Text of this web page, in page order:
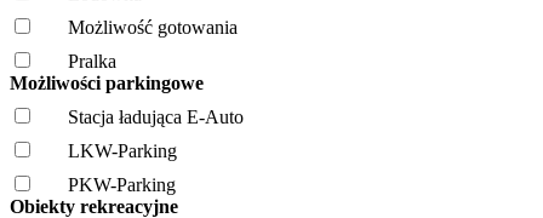
Możliwość gotowania
Pralka
Możliwości parkingowe
Stacja ładująca E-Auto
LKW-Parking
PKW-Parking
Obiekty rekreacyjne